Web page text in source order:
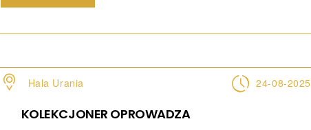
Hala Urania 24-08-2025
KOLEKCJONER OPROWADZA